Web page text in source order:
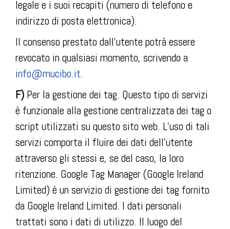
legale e i suoi recapiti (numero di telefono e
indirizzo di posta elettronica).
Il consenso prestato dall’utente potrà essere
revocato in qualsiasi momento, scrivendo a
info@mucibo.it.
F) Per la gestione dei tag. Questo tipo di servizi
è funzionale alla gestione centralizzata dei tag o
script utilizzati su questo sito web. L’uso di tali
servizi comporta il fluire dei dati dell’utente
attraverso gli stessi e, se del caso, la loro
ritenzione. Google Tag Manager (Google Ireland
Limited) è un servizio di gestione dei tag fornito
da Google Ireland Limited. I dati personali
trattati sono i dati di utilizzo. Il luogo del